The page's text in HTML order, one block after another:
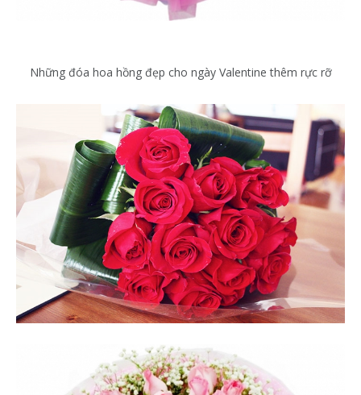
Những đóa hoa hồng đẹp cho ngày Valentine thêm rực rỡ